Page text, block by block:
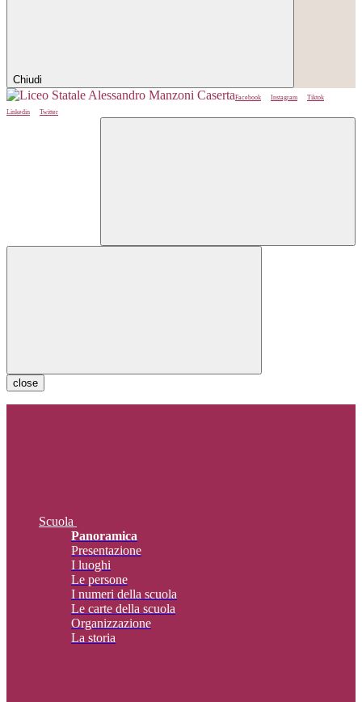
Chiudi
Facebook Instagram
Tiktok
Linkedin
Twitter
close
Scuola
Panoramica
Presentazione
I luoghi
Le persone
I numeri della scuola
Le carte della scuola
Organizzazione
La storia